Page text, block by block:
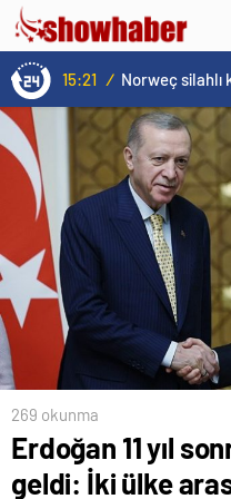
15:20 /
269 okunma
Erdoğan 11 yıl
geldi: İki ülke
Türkiye’ diyecek’